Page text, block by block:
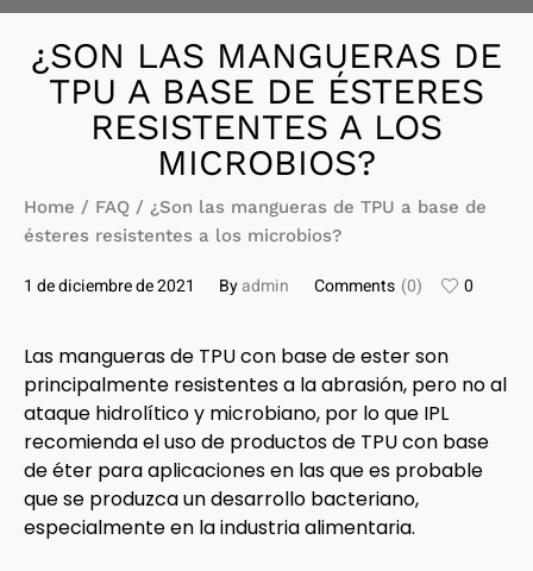
¿SON LAS MANGUERAS DE
TPU A BASE DE ÉSTERES
RESISTENTES A LOS
MICROBIOS?
Home / FAQ / ¿Son las mangueras de TPU a base de
ésteres resistentes a los microbios?
1 de diciembre de 2021 Byadmin Comments (0) 0
Las mangueras de TPU con base de ester son
principalmente resistentes a la abrasión, pero no al
ataque hidrolítico y microbiano, por lo que IPL
recomienda el uso de productos de TPU con base
de éter para aplicaciones en las que es probable
que se produzca un desarrollo bacteriano,
especialmente en la industria alimentaria.